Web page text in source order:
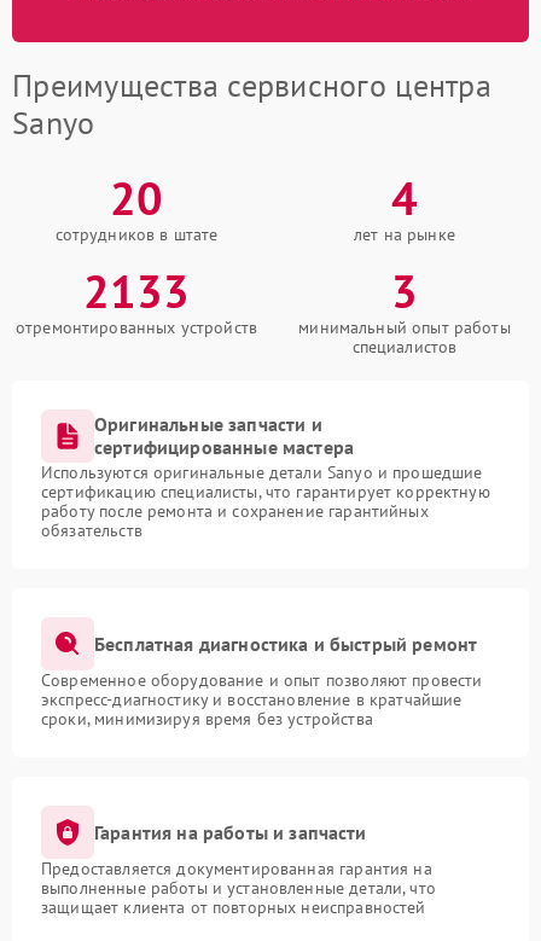
Преимущества сервисного центра
Sanyo
20
сотрудников в штате
4
лет на рынке
2133
отремонтированных устройств
3
минимальный опыт работы
специалистов
Оригинальные запчасти и
сертифицированные мастера
Используются оригинальные детали Sanyo и прошедшие
сертификацию специалисты, что гарантирует корректную
работу после ремонта и сохранение гарантийных
обязательств
Бесплатная диагностика и быстрый ремонт
Современное оборудование и опыт позволяют провести
экспресс-диагностику и восстановление в кратчайшие
сроки, минимизируя время без устройства
Гарантия на работы и запчасти
Предоставляется документированная гарантия на
выполненные работы и установленные детали, что
защищает клиента от повторных неисправностей